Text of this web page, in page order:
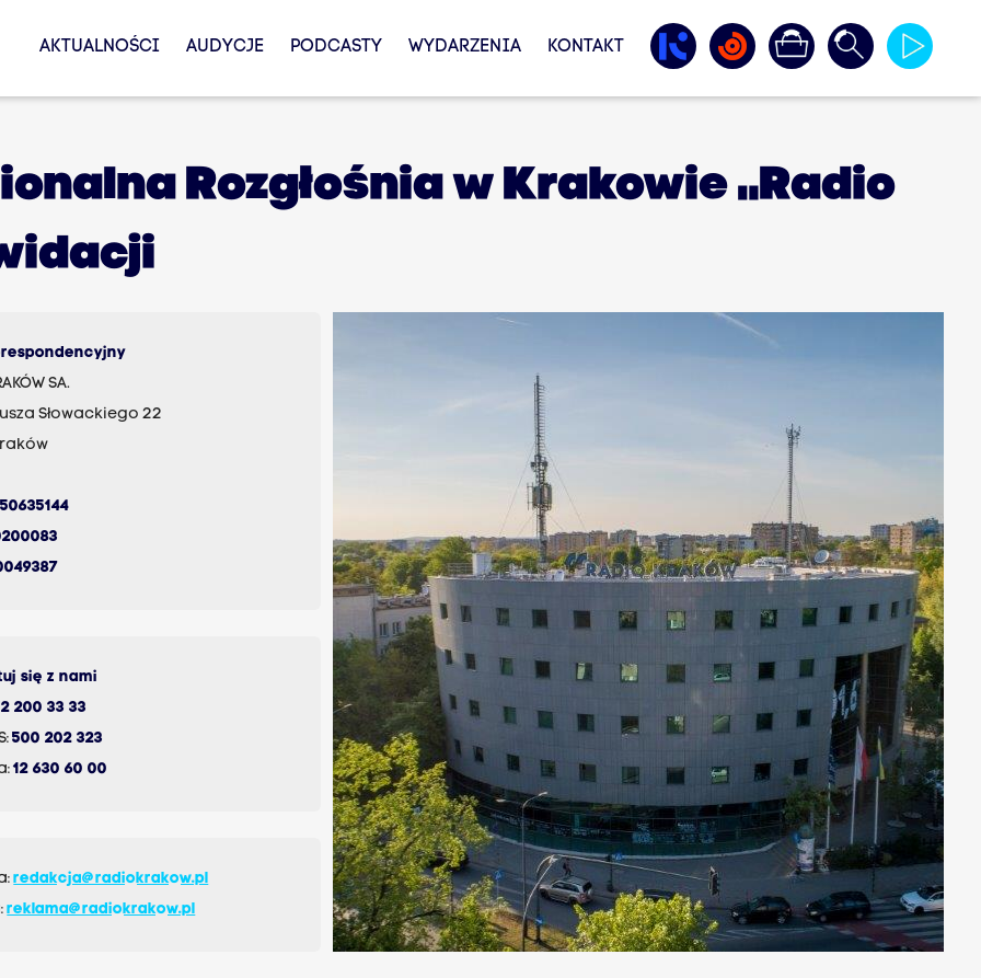
AKTUALNOŚCI AUDYCJE PODCASTY WYDARZENIA KONTAKT
Rozgłośnia w Krakowie „Radio
SA.
Słowackiego 22
się z nami
200 33 33
500 202 323
12 630 60 00
redakcja@radiokrakow.pl
reklama@radiokrakow.pl